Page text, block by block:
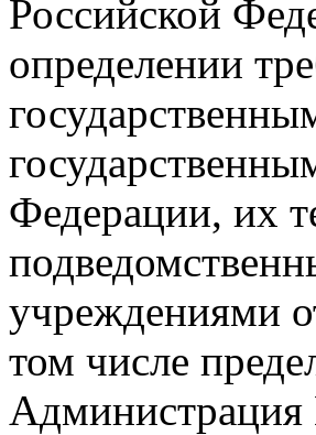
Российской
определении
Федерации, их
учреждениями
том числе
Администрация